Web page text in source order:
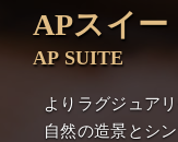
APスイー
AP SUITE
よりラグジュア
自然の造景とシ